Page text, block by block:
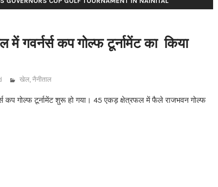
में गवर्नर्स कप गोल्फ टूर्नामेंट का किया
खेल,नैनीताल
कप गोल्फ टूर्नामेंट शुरू हो गया। 45 एकड़ क्षेत्रफल में फैले राजभवन गोल्फ